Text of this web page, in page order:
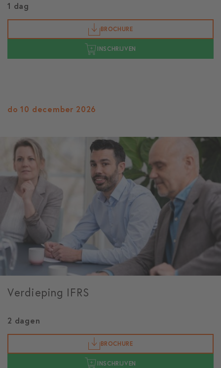
1 dag
BROCHURE
INSCHRIJVEN
do 10 december 2026
Verdieping IFRS
2 dagen
BROCHURE
INSCHRIJVEN